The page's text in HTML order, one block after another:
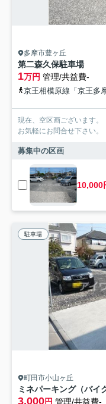
多摩市豊ヶ丘
第二森久保駐車場
1万円 管理/共益費-
京王相模原線「京王多
現在、空区画ございます。
お気軽にお問合せ下さい。
募集中の区画
10,000
駐車場
町田市小山ヶ丘
ミネパーキング（バイ
3,000円 管理/共益費-